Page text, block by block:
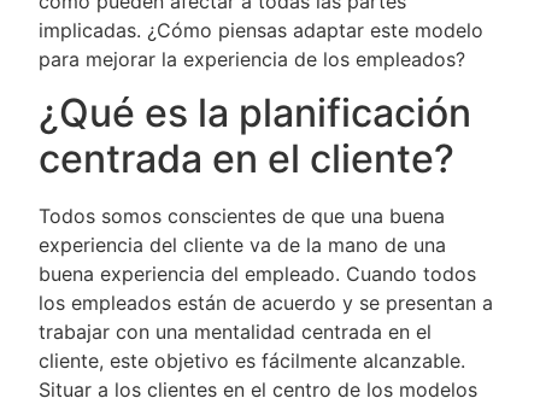
implicadas. ¿Cómo piensas adaptar este modelo
para mejorar la experiencia de los empleados?
¿Qué es la planificación
centrada en el cliente?
Todos somos conscientes de que una buena
experiencia del cliente va de la mano de una
buena experiencia del empleado. Cuando todos
los empleados están de acuerdo y se presentan a
trabajar con una mentalidad centrada en el
cliente, este objetivo es fácilmente alcanzable.
Situar a los clientes en el centro de los modelos